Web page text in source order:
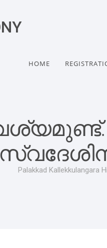
HOME
Palakkad Kallekkulangara